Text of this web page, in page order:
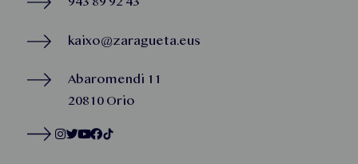
kaixo@zaragueta.eus
Abaromendi 11
20810 Orio